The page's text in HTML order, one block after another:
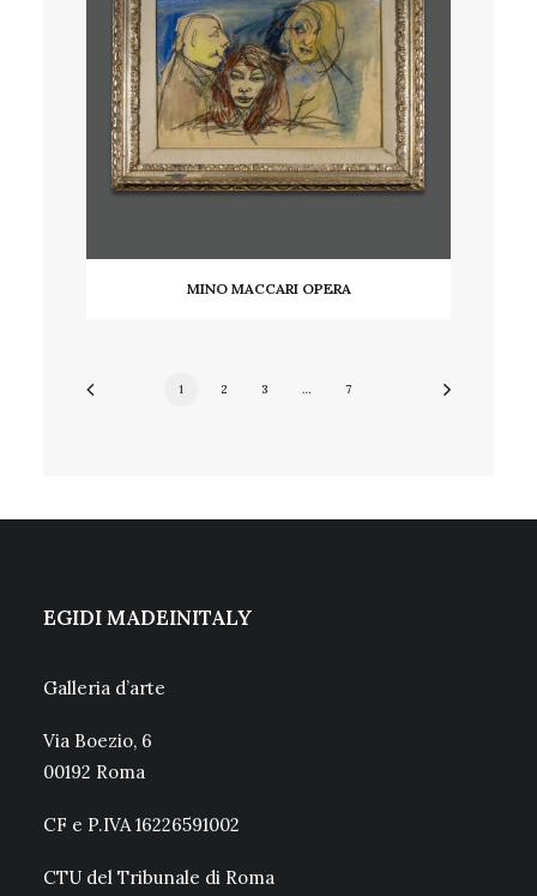
MINO MACCARI OPERA
1 2 3 … 7
EGIDI MADEINITALY
Galleria d’arte
Via Boezio, 6
00192 Roma
CF e P.IVA 16226591002
CTU del Tribunale di Roma